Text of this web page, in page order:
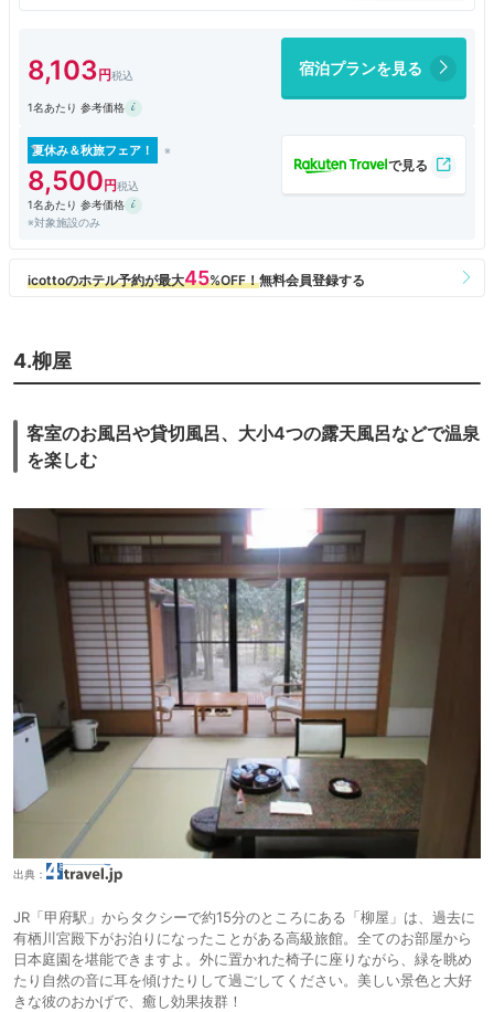
そのおかげで部屋はゆったりとした造りです。
ちなみにウェルカムケーキとしてシャトレーゼ系列のヤツドキのケーキが
あります。
でも、周りは繁華街なので不便はないです。
8,103 宿泊プランを見る
1名あたり 参考価格
夏休み＆秋旅フェア！
8,500
1名あたり 参考価格
※対象施設のみ
4.柳屋
客室のお風呂や貸切風呂、大小4つの露天風呂などで温泉
を楽しむ
出典：
JR「甲府駅」からタクシーで約15分のところにある「柳屋」は、過去に
有栖川宮殿下がお泊りになったことがある高級旅館。全てのお部屋から
日本庭園を堪能できますよ。外に置かれた椅子に座りながら、緑を眺め
たり自然の音に耳を傾けたりして過ごしてください。美しい景色と大好
きな彼のおかげで、癒し効果抜群！